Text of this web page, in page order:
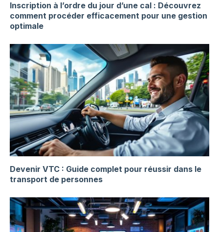
Inscription à l’ordre du jour d’une cal : Découvrez
comment procéder efficacement pour une gestion
optimale
Devenir VTC : Guide complet pour réussir dans le
transport de personnes